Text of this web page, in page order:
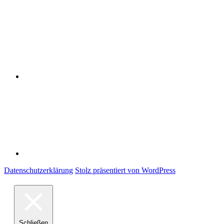
Datenschutzerklärung Stolz präsentiert von WordPress